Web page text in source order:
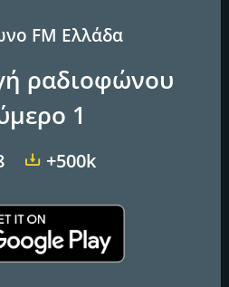
FM
FM Ελλάδα
ραδιοφώνου
1
+500k